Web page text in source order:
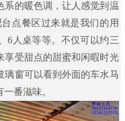
系的暖色调，让人感觉到温
台点餐区过来就是我们的用
6人桌等等。不仅可以约三
享受甜点的甜蜜和闲暇时光
璃窗可以看到外面的车水马
番滋味。